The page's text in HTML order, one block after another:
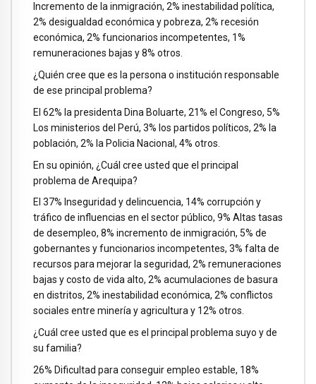
Incremento de la inmigración, 2% inestabilidad política,
2% desigualdad económica y pobreza, 2% recesión
económica, 2% funcionarios incompetentes, 1%
remuneraciones bajas y 8% otros.
¿Quién cree que es la persona o institución responsable
de ese principal problema?
El 62% la presidenta Dina Boluarte, 21% el Congreso, 5%
Los ministerios del Perú, 3% los partidos políticos, 2% la
población, 2% la Policia Nacional, 4% otros.
En su opinión, ¿Cuál cree usted que el principal
problema de Arequipa?
El 37% Inseguridad y delincuencia, 14% corrupción y
tráfico de influencias en el sector público, 9% Altas tasas
de desempleo, 8% incremento de inmigración, 5% de
gobernantes y funcionarios incompetentes, 3% falta de
recursos para mejorar la seguridad, 2% remuneraciones
bajas y costo de vida alto, 2% acumulaciones de basura
en distritos, 2% inestabilidad económica, 2% conflictos
sociales entre minería y agricultura y 12% otros.
¿Cuál cree usted que es el principal problema suyo y de
su familia?
26% Dificultad para conseguir empleo estable, 18%